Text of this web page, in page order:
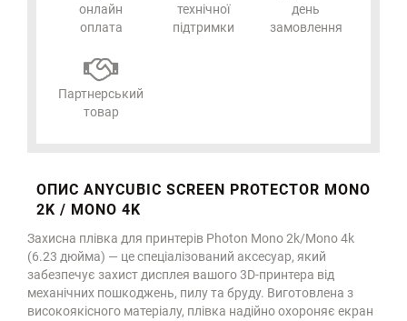
онлайн
оплата
технічної
підтримки
день
замовлення
Партнерський
товар
ОПИС ANYCUBIC SCREEN PROTECTOR MONO
2K / MONO 4K
Захисна плівка для принтерів Photon Mono 2k/Mono 4k
(6.23 дюйма) — це спеціалізований аксесуар, який
забезпечує захист дисплея вашого 3D-принтера від
механічних пошкоджень, пилу та бруду. Виготовлена з
високоякісного матеріалу, плівка надійно охороняє екран